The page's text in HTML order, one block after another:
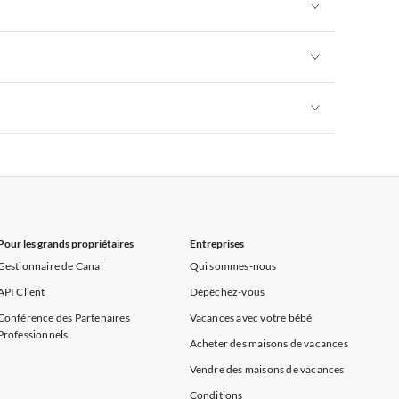
Appartements de Vacances à Provence
Appartements de Vacances à Provence
Appartements de Vacances à Provence
les grands propriétaires
de Canal
Client
des Partenaires
Entreprises
Qui sommes-nous
Dépêchez-vous
Vacances avec votre bébé
Acheter des maisons de vacances
Vendre des maisons de vacances
Conditions